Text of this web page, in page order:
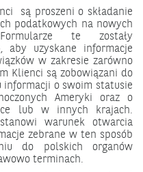
są proszeni o składanie
podatkowych na nowych
te zostały
aby uzyskane informacje
w zakresie zarówno
Klienci są zobowiązani do
o swoim statusie
Ameryki oraz o
lub w innych krajach.
warunek otwarcia
zebrane w ten sposób
do polskich organów
terminach.